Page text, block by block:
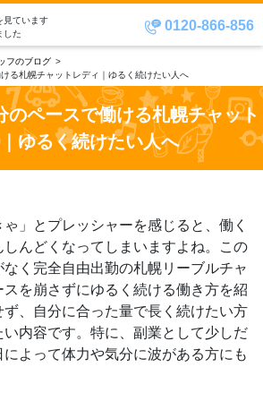
0120-866-856
見ています
した
フのブログ
る札幌チャットレディ｜ゆるく続けたい人へ
のペースで働ける札幌チャット
ゆるく続けたい人へ
ゃ」とプレッシャーを感じると、働く
しんどくなってしまいますよね。この
く完全自由出勤の札幌リーブルチャ
を崩さずにゆるく続ける働き方を紹
、自分に合った量で長く続けたい方
内容です。特に、副業として少しだ
よって体力や気分に波がある方にも